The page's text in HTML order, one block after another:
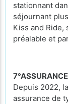
stationnant
séjournant
Kiss and Ride,
préalable et
Depuis 2022,
assurance de